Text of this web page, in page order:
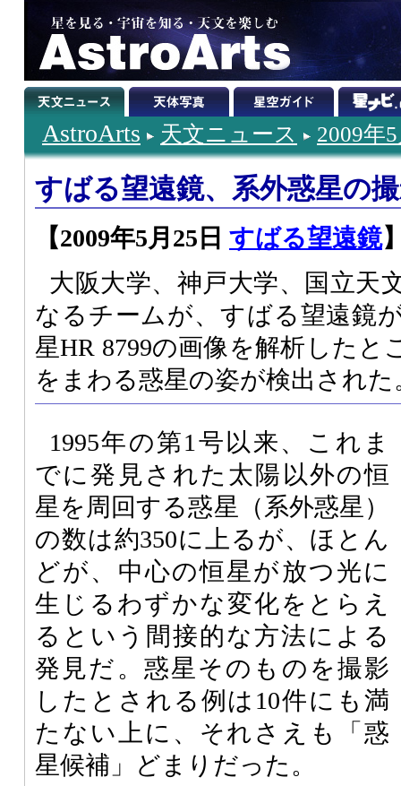
AstroArts 天文ニュース 2009年
すばる望遠鏡、系外惑星の
【2009年5月25日 すばる望遠鏡
大阪大学、神戸大学、国立天
なるチームが、すばる望遠鏡
星HR 8799の画像を解析したと
をまわる惑星の姿が検出された
1995年の第1号以来、これま
でに発見された太陽以外の恒
星を周回する惑星（系外惑星）
の数は約350に上るが、ほとん
どが、中心の恒星が放つ光に
生じるわずかな変化をとらえ
るという間接的な方法による
発見だ。惑星そのものを撮影
したとされる例は10件にも満
たない上に、それさえも「惑
星候補」どまりだった。